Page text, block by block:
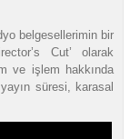
belgesellerimin bir
Cut’ olarak
ve işlem hakkında
süresi, karasal